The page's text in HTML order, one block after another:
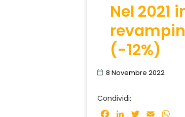
Nel 2021
(-12%)
8 Novembre 2022
Condividi:
Facebook
LinkedInTwitter
Email